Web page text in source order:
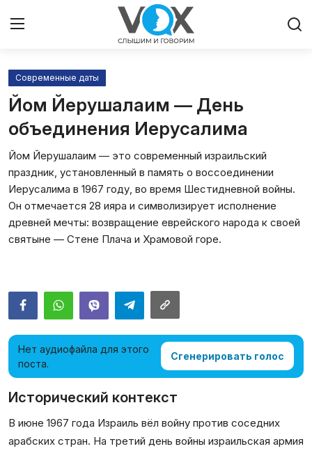
Главная
Люди
Община
Милосердие
Культура
Архивы
Календарь
Места и организации
Современные даты
Йом Йерушалаим — День
объединения Иерусалима
Йом Йерушалаим — это современный израильский
праздник, установленный в память о воссоединении
Иерусалима в 1967 году, во время Шестидневной войны.
Он отмечается 28 ияра и символизирует исполнение
древней мечты: возвращение еврейского народа к своей
святыне — Стене Плача и Храмовой горе.
Нет аудиофайла для этого
поста.
Сгенерировать голос
Исторический контекст
В июне 1967 года Израиль вёл войну против соседних
арабских стран. На третий день войны израильская армия